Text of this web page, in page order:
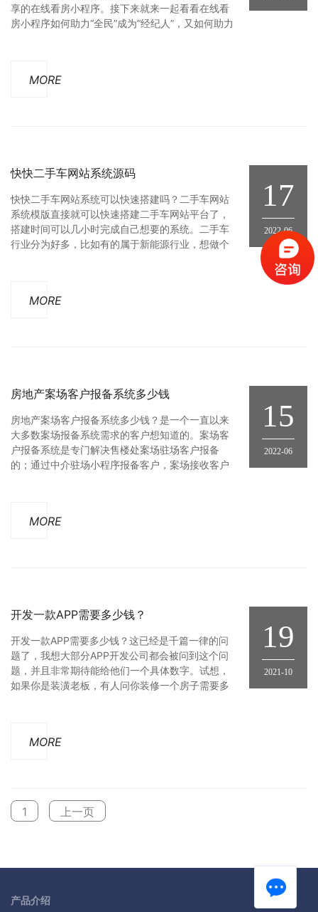
享的在线看房小程序。接下来就来一起看看在线看
房小程序如何助力“全民”成为“经纪人”，又如何助力
到线上，场景真实，操作便捷，内容框架一目了
MORE
17
2022-06
快快二手车网站系统源码
快快二手车网站系统可以快速搭建吗？二手车网站
系统模版直接就可以快速搭建二手车网站平台了，
搭建时间可以几小时完成自己想要的系统。二手车
行业分为好多，比如有的属于新能源行业，想做个
平台。仿二手车网站瓜子，人人车网站平台可以做
MORE
15
2022-06
房地产案场客户报备系统多少钱
房地产案场客户报备系统多少钱？是一个一直以来
大多数案场报备系统需求的客户想知道的。案场客
户报备系统是专门解决售楼处案场驻场客户报备
的；通过中介驻场小程序报备客户，案场接收客户
过系统小程序来报备客户，案场接收客户，并且经
MORE
19
2021-10
开发一款APP需要多少钱？
开发一款APP需要多少钱？这已经是千篇一律的问
题了，我想大部分APP开发公司都会被问到这个问
题，并且非常期待能给他们一个具体数字。试想，
如果你是装潢老板，有人问你装修一个房子需要多
径。从来一家软件开发公司都不敢直接给你说app
MORE
1 上一页
产品介绍